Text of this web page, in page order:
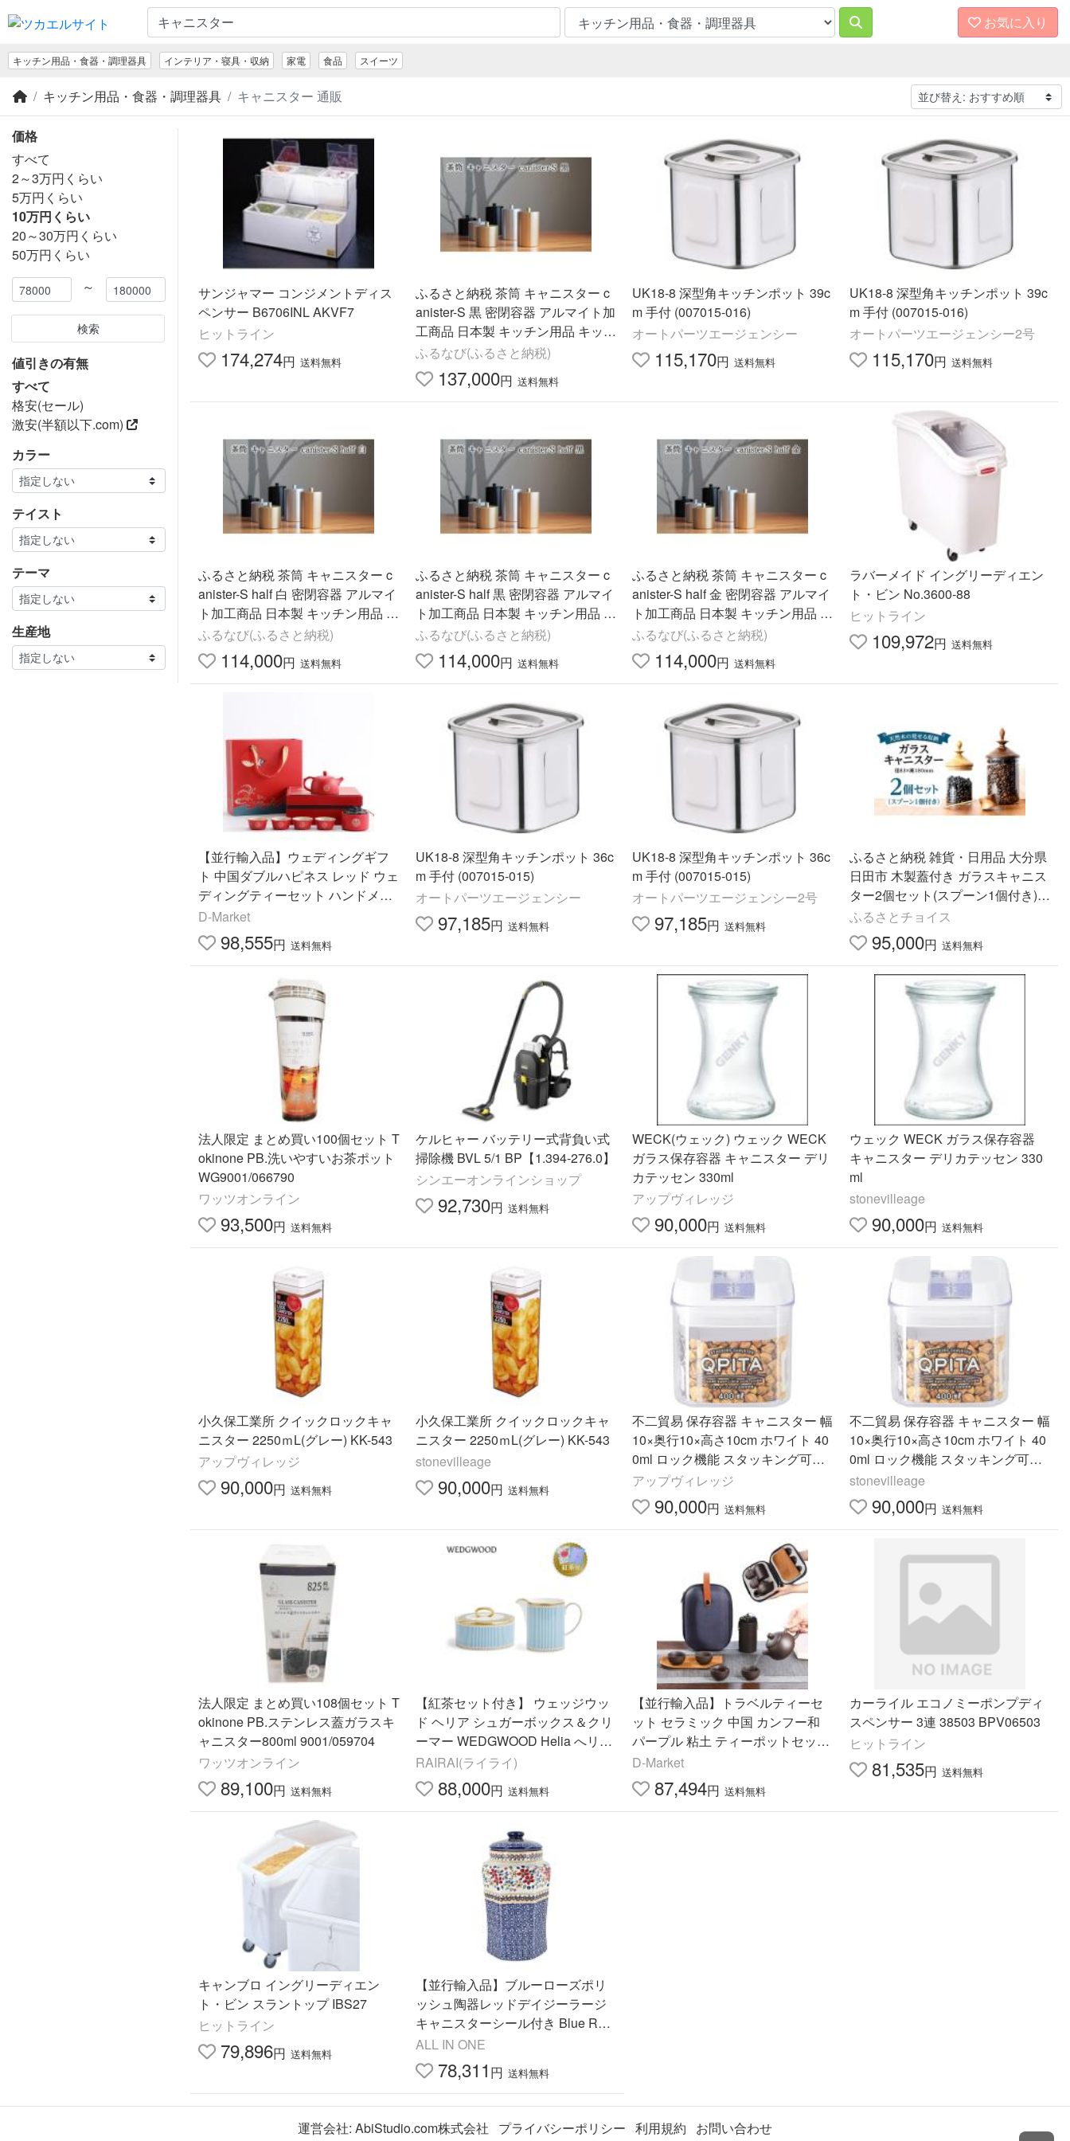
お気に入り
キッチン用品・食器・調理器具 インテリア・寝具・収納 家電 食品 スイーツ
キッチン用品・食器・調理器具 キャニスター 通販
価格
すべて
2～3万円くらい
5万円くらい
10万円くらい
20～30万円くらい
50万円くらい
～
検索
値引きの有無
すべて
格安(セール)
激安(半額以下.com)
カラー
テイスト
テーマ
生産地
サンジャマー コンジメントディス
ペンサー B6706INL AKVF7
ヒットライン
174,274円 送料無料
ふるさと納税 茶筒 キャニスター c
anister-S 黒 密閉容器 アルマイト加
工商品 日本製 キッチン用品 キッチ
ングッズ 職人 技巧 開閉 和風 洋風
お.. 岐阜県美濃市
ふるなび(ふるさと納税)
137,000円 送料無料
UK18-8 深型角キッチンポット 39c
m 手付 (007015-016)
オートパーツエージェンシー
115,170円 送料無料
UK18-8 深型角キッチンポット 39c
m 手付 (007015-016)
オートパーツエージェンシー2号
115,170円 送料無料
ふるさと納税 茶筒 キャニスター c
anister-S half 白 密閉容器 アルマイ
ト加工商品 日本製 キッチン用品 キ
ッチングッズ 職人 技巧 開閉 和風
洋.. 岐阜県美濃市
ふるなび(ふるさと納税)
114,000円 送料無料
ふるさと納税 茶筒 キャニスター c
anister-S half 黒 密閉容器 アルマイ
ト加工商品 日本製 キッチン用品 キ
ッチングッズ 職人 技巧 開閉 和風
洋.. 岐阜県美濃市
ふるなび(ふるさと納税)
114,000円 送料無料
ふるさと納税 茶筒 キャニスター c
anister-S half 金 密閉容器 アルマイ
ト加工商品 日本製 キッチン用品 キ
ッチングッズ 職人 技巧 開閉 和風
洋.. 岐阜県美濃市
ふるなび(ふるさと納税)
114,000円 送料無料
ラバーメイド イングリーディエン
ト・ビン No.3600-88
ヒットライン
109,972円 送料無料
【並行輸入品】ウェディングギフ
ト 中国ダブルハピネス レッド ウェ
ディングティーセット ハンドメイ
ドセラミック ティーポット 1個 カ
ップ 4個
D-Market
98,555円 送料無料
UK18-8 深型角キッチンポット 36c
m 手付 (007015-015)
オートパーツエージェンシー
97,185円 送料無料
UK18-8 深型角キッチンポット 36c
m 手付 (007015-015)
オートパーツエージェンシー2号
97,185円 送料無料
ふるさと納税 雑貨・日用品 大分県
日田市 木製蓋付き ガラスキャニス
ター2個セット(スプーン1個付き)
日田市 ／ 日東木工 保存容器 コー
ヒー豆 密封容器 ARF…
ふるさとチョイス
95,000円 送料無料
法人限定 まとめ買い100個セット T
okinone PB.洗いやすいお茶ポット
WG9001/066790
ワッツオンライン
93,500円 送料無料
ケルヒャー バッテリー式背負い式
掃除機 BVL 5/1 BP【1.394-276.0】
シンエーオンラインショップ
92,730円 送料無料
WECK(ウェック) ウェック WECK
ガラス保存容器 キャニスター デリ
カテッセン 330ml
アップヴィレッジ
90,000円 送料無料
ウェック WECK ガラス保存容器
キャニスター デリカテッセン 330
ml
stonevilleage
90,000円 送料無料
小久保工業所 クイックロックキャ
ニスター 2250ｍL(グレー) KK-543
アップヴィレッジ
90,000円 送料無料
小久保工業所 クイックロックキャ
ニスター 2250ｍL(グレー) KK-543
stonevilleage
90,000円 送料無料
不二貿易 保存容器 キャニスター 幅
10×奥行10×高さ10cm ホワイト 40
0ml ロック機能 スタッキング可能
キュピタ 47750
アップヴィレッジ
90,000円 送料無料
不二貿易 保存容器 キャニスター 幅
10×奥行10×高さ10cm ホワイト 40
0ml ロック機能 スタッキング可能
キュピタ 47750
stonevilleage
90,000円 送料無料
法人限定 まとめ買い108個セット T
okinone PB.ステンレス蓋ガラスキ
ャニスター800ml 9001/059704
ワッツオンライン
89,100円 送料無料
【紅茶セット付き】 ウェッジウッ
ド ヘリア シュガーボックス＆クリ
ーマー WEDGWOOD Helia へリア
蓋付ジャー ミルクピッチャー 送料
無料
RAIRAI(ライライ)
88,000円 送料無料
【並行輸入品】トラベルティーセ
ット セラミック 中国 カンフー和
パープル 粘土 ティーポットセット
伝統的なハンドメイドティーポッ
ト、ティーキ
D-Market
87,494円 送料無料
カーライル エコノミーポンプディ
スペンサー 3連 38503 BPV06503
ヒットライン
81,535円 送料無料
キャンブロ イングリーディエン
ト・ビン スラントップ IBS27
ヒットライン
79,896円 送料無料
【並行輸入品】ブルーローズポリ
ッシュ陶器レッドデイジーラージ
キャニスターシール付き Blue Ros
e Polish Pottery Red D
ALL IN ONE
78,311 円 送料無料
運営会社: AbiStudio.com株式会社 プライバシーポリシー 利用規約 お問い合わせ